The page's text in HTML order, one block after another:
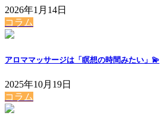
2026年1月14日
コラム
アロママッサージは「瞑想の時間みたい」💫
2025年10月19日
コラム